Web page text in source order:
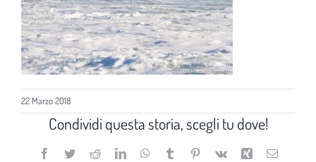
22 Marzo 2018
Condividi questa storia, scegli tu dove!
Facebook
TwitterRedditLinkedInWhatsApp
TumblrPinterest
Vk Xing Email